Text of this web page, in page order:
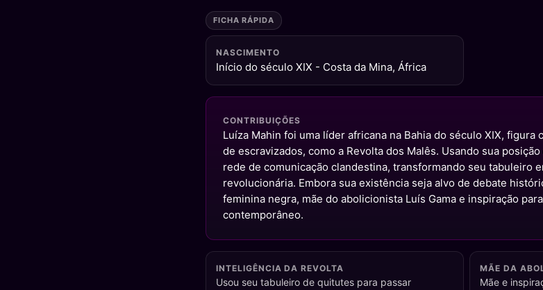
FICHA RÁPIDA
NASCIMENTO
Início do século XIX - Costa da Mina, África
CONTRIBUIÇÕES
Luíza Mahin foi uma líder africana na Bahia do século XIX,
de escravizados, como a Revolta dos Malês. Usando sua
rede de comunicação clandestina, transformando seu tabuleiro
revolucionária. Embora sua existência seja alvo de debate
feminina negra, mãe do abolicionista Luís Gama e inspiração
contemporâneo.
INTELIGÊNCIA DA REVOLTA
Usou seu tabuleiro de quitutes para passar
MÃE DA
Mãe e